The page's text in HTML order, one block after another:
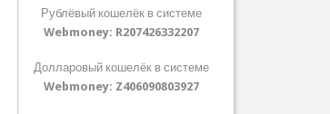
Рублёвый кошелёк в системе
Webmoney: R207426332207
Долларовый кошелёк в системе
Webmoney: Z406090803927